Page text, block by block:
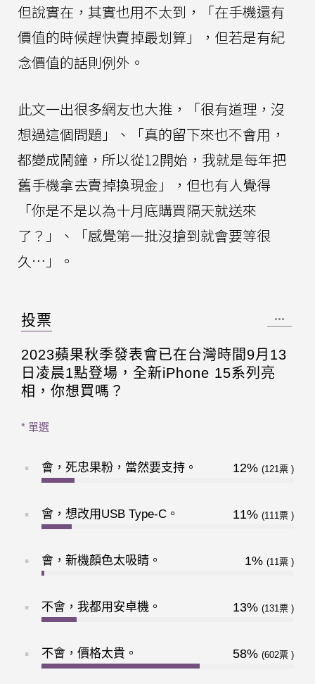
但說實在，其實也用不太到，「在手機還有
價值的時候趕快賣掉最划算」，但若是有紀
念價值的話則例外。
此文一出很多網友也大推，「很有道理，沒
想過這個問題」、「真的留下來也不會用，
都變成鬧鐘，所以從12開始，我就是每年把
舊手機拿去賣掉換現金」，但也有人覺得
「你是不是以為十月底購買隔天就送來
了？」、「感覺第一批沒搶到就會要等很
久…」。
投票
2023蘋果秋季發表會已在台灣時間9月13
日凌晨1點登場，全新iPhone 15系列亮
相，你想買嗎？
* 單選
會，死忠果粉，當然要支持。 12% 121
會，想改用USB Type-C。 11% 111
會，新機顏色太吸睛。 1% 11
不會，我都用安卓機。 13% 131
不會，價格太貴。 58% 602